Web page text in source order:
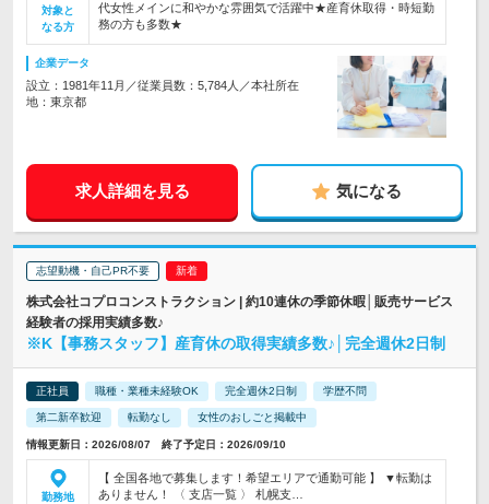
対象と
なる方
代女性メインに和やかな雰囲気で活躍中★産育休取得・時短勤
務の方も多数★
企業データ
設立：1981年11月／従業員数：5,784人／本社所在
地：東京都
求人詳細を見る 気になる
志望動機・自己PR不要
株式会社コプロコンストラクション | 約10連休の季節休暇│販売サービス
経験者の採用実績多数♪
※K【事務スタッフ】産育休の取得実績多数♪│完全週休2日制
正社員 職種・業種未経験OK 完全週休2日制 学歴不問
第二新卒歓迎 転勤なし 女性のおしごと掲載中
情報更新日：2026/08/07 終了予定日：2026/09/10
勤務地
【 全国各地で募集します！希望エリアで通勤可能 】 ▼転勤は
ありません！ 〈 支店一覧 〉 札幌支…